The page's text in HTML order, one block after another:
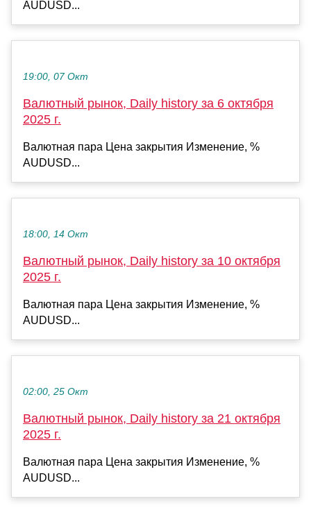
AUDUSD...
19:00, 07 Окт
Валютный рынок, Daily history за 6 октября
2025 г.
Валютная пара Цена закрытия Изменение, %
AUDUSD...
18:00, 14 Окт
Валютный рынок, Daily history за 10 октября
2025 г.
Валютная пара Цена закрытия Изменение, %
AUDUSD...
02:00, 25 Окт
Валютный рынок, Daily history за 21 октября
2025 г.
Валютная пара Цена закрытия Изменение, %
AUDUSD...